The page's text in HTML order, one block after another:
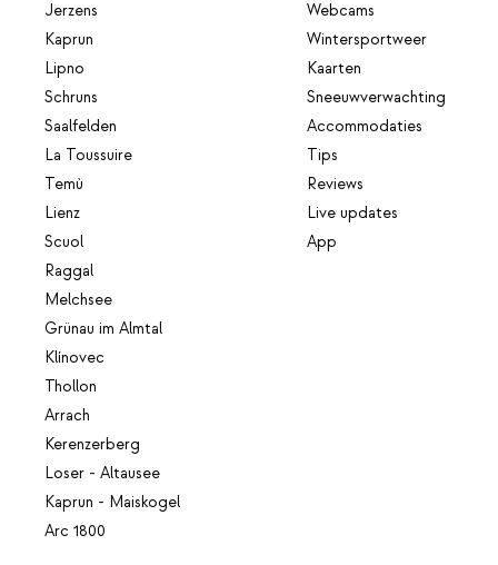
Jerzens
Kaprun
Lipno
Schruns
Saalfelden
La Toussuire
Temù
Lienz
Scuol
Raggal
Melchsee
Grünau im Almtal
Klínovec
Thollon
Arrach
Kerenzerberg
Loser - Altausee
Kaprun - Maiskogel
Arc 1800
Webcams
Wintersportweer
Kaarten
Sneeuwverwachting
Accommodaties
Tips
Reviews
Live updates
App